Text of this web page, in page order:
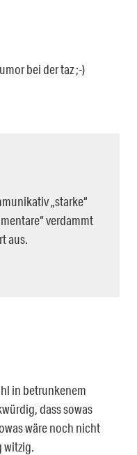
bei der taz ;-)
„starke“
verdammt
aus.
in betrunkenem
dass sowas
wäre noch nicht
witzig.